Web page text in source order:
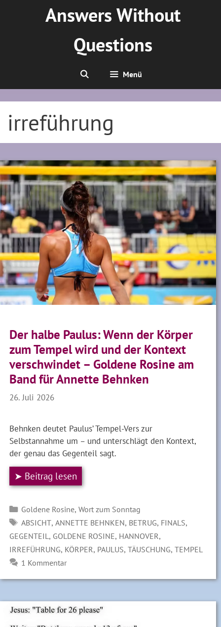
Answers Without
Questions
Menü
irreführung
Der halbe Paulus: Wenn der Körper
zum Tempel wird und der Kontext
verschwindet – Goldene Rosine am
Band für Annette Behnken
26. Juli 2026
Behnken deutet Paulus’ Tempel-Vers zur
Selbstannahme um – und unterschlägt den Kontext,
der genau das Gegenteil sagt.
➤ Beitrag lesen
Kategorien
Goldene Rosine, Wort zum Sonntag
SCHLAGWÖRTER
ABSICHT, ANNETTE BEHNKEN, BETRUG, FINALS,
GEGENTEIL , GOLDENE ROSINE, HANNOVER,
IRREFÜHRUNG, KÖRPER, PAULUS,TÄUSCHUNG,TEMPEL
1 Kommentar